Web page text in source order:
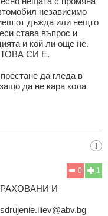
независимо
от дъжда или нещто
става въпрос и
и кой ли още не.
СИ Е.
да гледа в
да не кара кола
1
0
И
sdrujenie.iliev@abv.bg